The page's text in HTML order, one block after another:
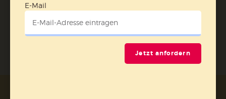
Jetzt anmelden
E-Mail
Jetzt anfordern